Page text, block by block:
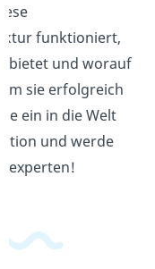
funktioniert,
bietet und worauf
sie erfolgreich
ein in die Welt
und werde